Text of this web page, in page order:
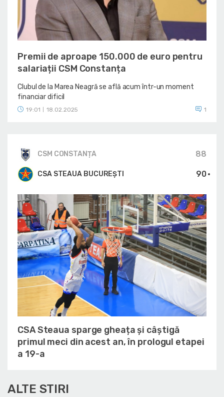
Premii de aproape 150.000 de euro pentru
salariații CSM Constanța
Clubul de la Marea Neagră se află acum într-un moment
financiar dificil
19:01 18.02.2025 1
CSM CONSTANȚA 88
90
CSA STEAUA BUCUREȘTI
CSA Steaua sparge gheața și câștigă
primul meci din acest an, în prologul etapei
a 19-a
ALTE STIRI